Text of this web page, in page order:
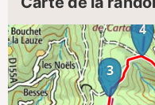
3
4